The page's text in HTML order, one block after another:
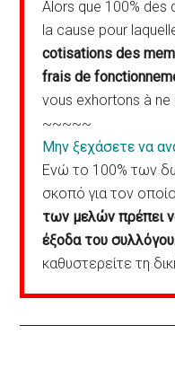
Alors que 100%
la cause pour
cotisations des
frais de
vous exhortons à
~~~~~
Μην ξεχάσετε να
Ενώ το 100% των
σκοπό για τον
των μελών πρέπει
έξοδα του
καθυστερείτε τη